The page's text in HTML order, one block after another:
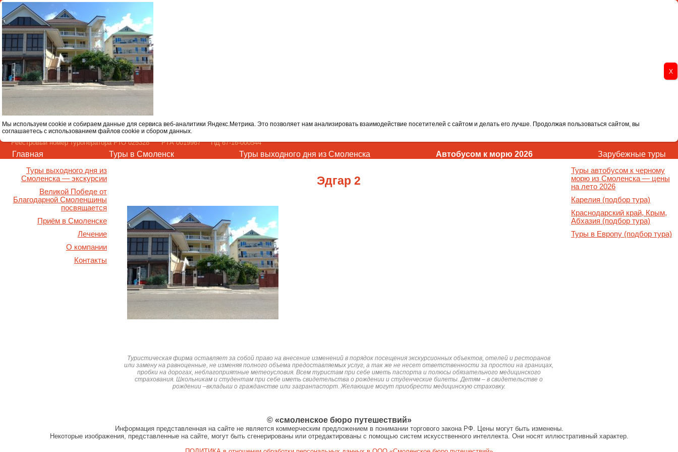
Реестровый номер туроператора РТО 025328 РТА 0019967 ПД 67-16-000544
Главная Туры в Смоленск Туры выходного дня из Смоленска Автобусом к морю 2026 Зарубежные туры
Туры выходного дня из
Смоленска — экскурсии
Великой Победе от
Благодарной Смоленщины
посвящается
Приём в Смоленске
Лечение
О компании
Контакты
Эдгар 2
Туристическая фирма оставляет за собой право на внесение изменений в порядок посещения экскурсионных объектов, отелей и ресторанов
или замену на равноценные, не изменяя полного объема предоставляемых услуг, а так же не несет ответственности за простои на границах,
пробки на дорогах, неблагоприятные метеоусловия. Всем туристам при себе иметь паспорта и полюсы обязательного медицинского
страхования. Школьникам и студентам при себе иметь свидетельства о рождении и студенческие билеты. Детям – в свидетельстве о
рождении –вкладыш о гражданстве или загранпаспорт. Желающие могут приобрести медицинскую страховку.
Туры автобусом к черному
морю из Смоленска — цены
на лето 2026
Карелия (подбор тура)
Краснодарский край, Крым,
Абхазия (подбор тура)
Туры в Европу (подбор тура)
© «смоленское бюро путешествий»
Информация представленная на сайте не является коммерческим предложением в понимании торгового закона РФ. Цены могут быть изменены.
Некоторые изображения, представленные на сайте, могут быть сгенерированы или отредактированы с помощью систем искусственного интеллекта. Они носят иллюстративный характер.
Мы используем cookie и собираем данные для сервиса веб-аналитики Яндекс.Метрика. Это позволяет нам анализировать взаимодействие посетителей с сайтом и делать его лучше. Продолжая пользоваться сайтом, вы
соглашаетесь с использованием файлов cookie и сбором данных.